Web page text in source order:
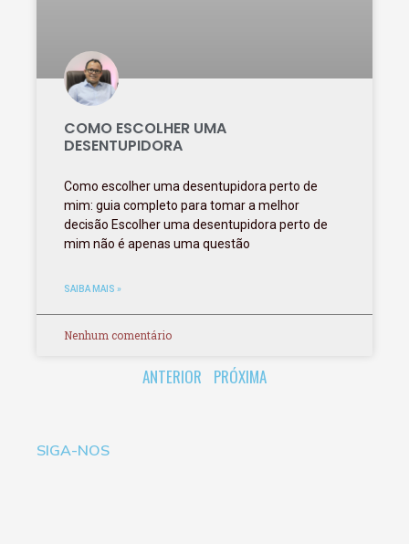
COMO ESCOLHER UMA
DESENTUPIDORA
Como escolher uma desentupidora perto de
mim: guia completo para tomar a melhor
decisão Escolher uma desentupidora perto de
mim não é apenas uma questão
SAIBA MAIS »
Nenhum comentário
ANTERIOR PRÓXIMA
SIGA-NOS